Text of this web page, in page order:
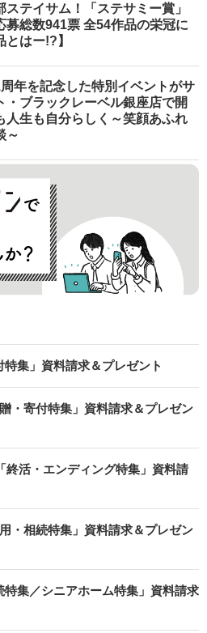
ステイサム！「ステサミー賞」
募総数941票 全54作品の栄冠に
とはー!?】
年を記念した特別イベントがサ
・ブラックレーベル銀座店で開
生も自分らしく～笑顔あふれ
～
集」資料請求＆プレゼント
・寄付特集」資料請求＆プレゼン
終活・エンディング特集」資料請
・相続特集」資料請求＆プレゼン
集／シニアホーム特集」資料請求